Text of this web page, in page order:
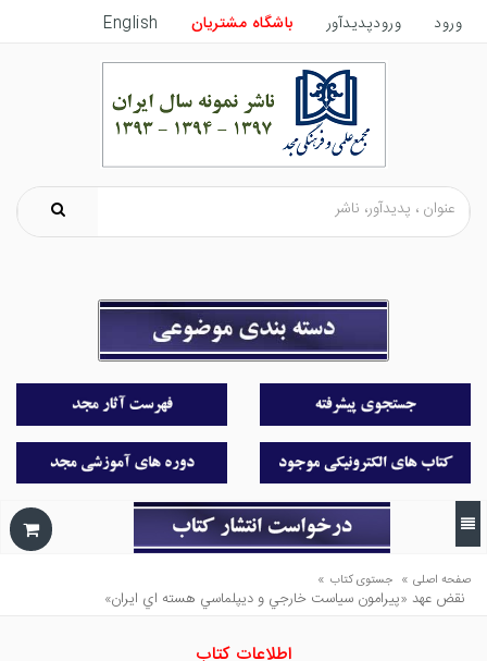
ورود ورودپدیدآور باشگاه مشتریان English
صفحه اصلی » جستوی کتاب »
نقض عهد «پيرامون سياست خارجي و ديپلماسي هسته اي ايران»